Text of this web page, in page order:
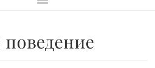
поведение